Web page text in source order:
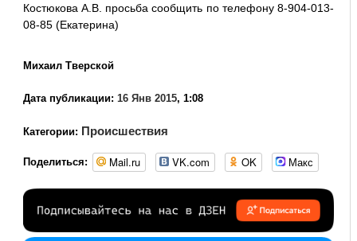
Костюкова А.В. просьба сообщить по телефону 8-904-013-
08-85 (Екатерина)
Михаил Тверской
Дата публикации: 16 Янв 2015, 1:08
Категории: Происшествия
Поделиться: Mail.ru VK.com OK Макс